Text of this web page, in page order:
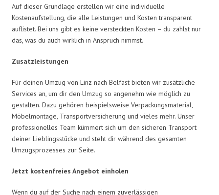
Auf dieser Grundlage erstellen wir eine individuelle
Kostenaufstellung, die alle Leistungen und Kosten transparent
auflistet. Bei uns gibt es keine versteckten Kosten – du zahlst nur
das, was du auch wirklich in Anspruch nimmst.
Zusatzleistungen
Für deinen Umzug von Linz nach Belfast bieten wir zusätzliche
Services an, um dir den Umzug so angenehm wie möglich zu
gestalten. Dazu gehören beispielsweise Verpackungsmaterial,
Möbelmontage, Transportversicherung und vieles mehr. Unser
professionelles Team kümmert sich um den sicheren Transport
deiner Lieblingsstücke und steht dir während des gesamten
Umzugsprozesses zur Seite.
Jetzt kostenfreies Angebot einholen
Wenn du auf der Suche nach einem zuverlässigen